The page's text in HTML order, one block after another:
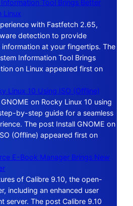
Tool Brings Better
Linux
with Fastfetch 2.65,
detection to provide
at your fingertips. The
Information Tool Brings
on Linux appeared first on
Linux 10 Using ISO (Offline)
on Rocky Linux 10 using
by-step guide for a seamless
The post Install GNOME on
(Offline) appeared first on
E-Book Manager Brings New
of Calibre 9.10, the open-
including an enhanced user
server. The post Calibre 9.10